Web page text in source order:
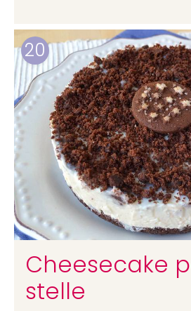
20
Cheesecake
stelle